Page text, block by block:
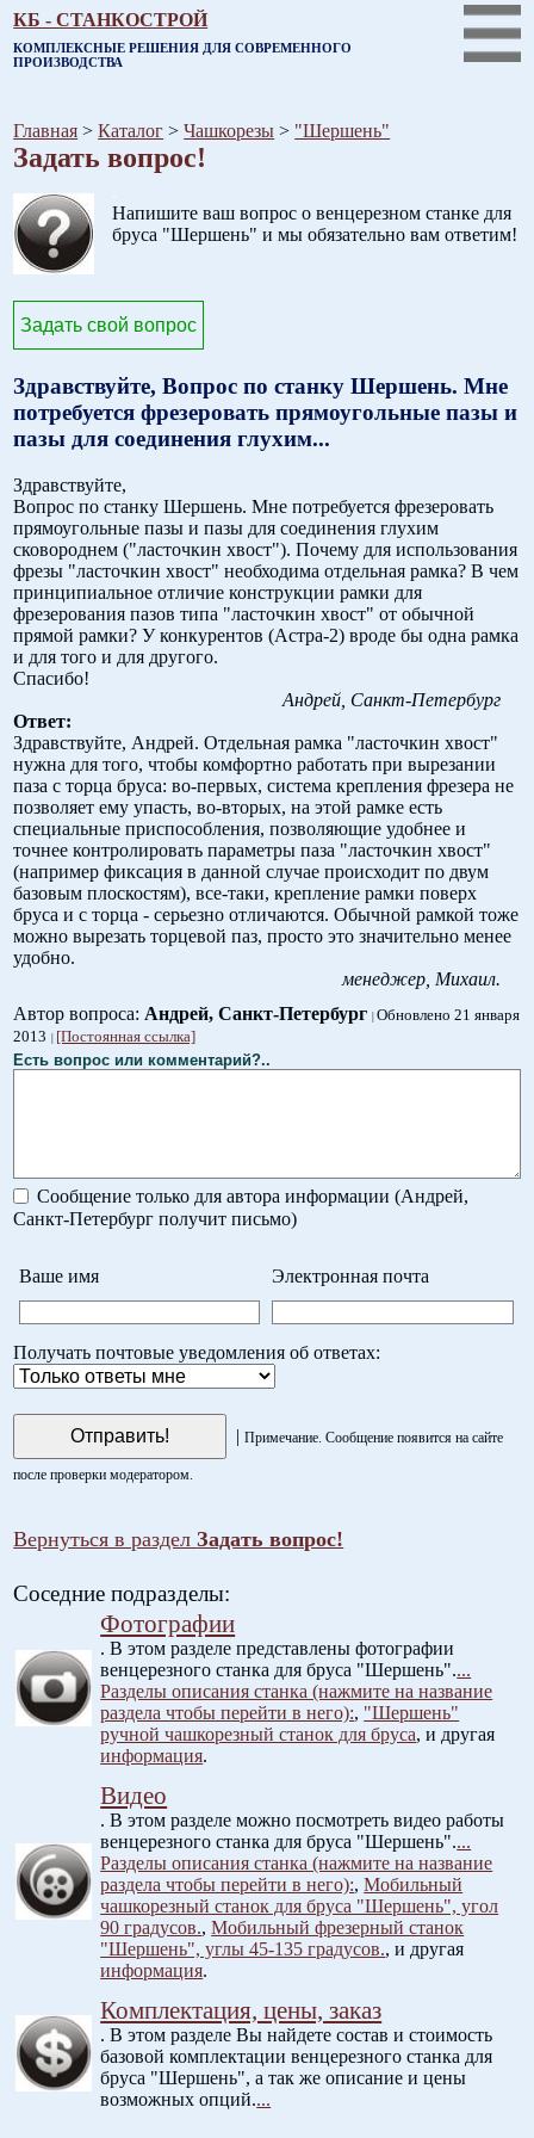
КБ - СТАНКОСТРОЙ
КОМПЛЕКСНЫЕ РЕШЕНИЯ ДЛЯ СОВРЕМЕННОГО
ПРОИЗВОДСТВА
Главная >Каталог >Чашкорезы > "Шершень"
Задать вопрос!
Напишите ваш вопрос о венцерезном станке для
бруса "Шершень" и мы обязательно вам ответим!
Задать свой вопрос
Здравствуйте, Вопрос по станку Шершень. Мне
потребуется фрезеровать прямоугольные пазы и
пазы для соединения глухим...
Здравствуйте,
Вопрос по станку Шершень. Мне потребуется фрезеровать
прямоугольные пазы и пазы для соединения глухим
сковороднем ("ласточкин хвост"). Почему для использования
фрезы "ласточкин хвост" необходима отдельная рамка? В чем
принципиальное отличие конструкции рамки для
фрезерования пазов типа "ласточкин хвост" от обычной
прямой рамки? У конкурентов (Астра-2) вроде бы одна рамка
и для того и для другого.
Спасибо!
Андрей, Санкт-Петербург
Ответ:
Здравствуйте, Андрей. Отдельная рамка "ласточкин хвост"
нужна для того, чтобы комфортно работать при вырезании
паза с торца бруса: во-первых, система крепления фрезера не
позволяет ему упасть, во-вторых, на этой рамке есть
специальные приспособления, позволяющие удобнее и
точнее контролировать параметры паза "ласточкин хвост"
(например фиксация в данной случае происходит по двум
базовым плоскостям), все-таки, крепление рамки поверх
бруса и с торца - серьезно отличаются. Обычной рамкой тоже
можно вырезать торцевой паз, просто это значительно менее
удобно.
менеджер, Михаил.
Автор вопроса: Андрей, Санкт-Петербург Обновлено 21 января
2013
[Постоянная ссылка]
Есть вопрос или комментарий?..
Сообщение только для автора информации (Андрей,
Санкт-Петербург получит письмо)
Ваше имя Электронная почта
Получать почтовые уведомления об ответах:
| Примечание. Сообщение появится на сайте
после проверки модератором.
Вернуться в разделЗадать вопрос!
Соседние подразделы:
Фотографии
. В этом разделе представлены фотографии
венцерезного станка для бруса "Шершень"....
Разделы описания станка (нажмите на название
раздела чтобы перейти в него):, "Шершень"
ручной чашкорезный станок для бруса, и другая
информация.
Видео
. В этом разделе можно посмотреть видео работы
венцерезного станка для бруса "Шершень"....
Разделы описания станка (нажмите на название
раздела чтобы перейти в него):,Мобильный
чашкорезный станок для бруса "Шершень", угол
90 градусов.,Мобильный фрезерный станок
"Шершень", углы 45-135 градусов., и другая
информация.
Комплектация, цены, заказ
. В этом разделе Вы найдете состав и стоимость
базовой комплектации венцерезного станка для
бруса "Шершень", а так же описание и цены
возможных опций....